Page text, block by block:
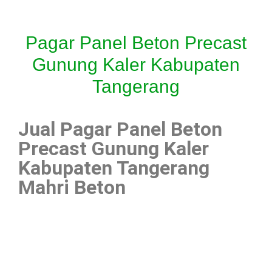
Pagar Panel Beton Precast
Gunung Kaler Kabupaten
Tangerang
Jual Pagar Panel Beton
Precast Gunung Kaler
Kabupaten Tangerang
Mahri Beton